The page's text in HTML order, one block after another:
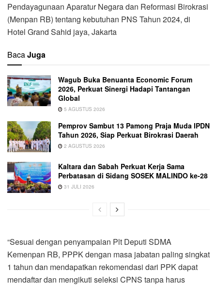
Pendayagunaan Aparatur Negara dan Reformasi Birokrasi
(Menpan RB) tentang kebutuhan PNS Tahun 2024, di
Hotel Grand Sahid jaya, Jakarta
BacaJuga
Wagub Buka Benuanta Economic Forum
2026, Perkuat Sinergi Hadapi Tantangan
Global
5 AGUSTUS 2026
Pemprov Sambut 13 Pamong Praja Muda IPDN
Tahun 2026, Siap Perkuat Birokrasi Daerah
2 AGUSTUS 2026
Kaltara dan Sabah Perkuat Kerja Sama
Perbatasan di Sidang SOSEK MALINDO ke-28
31 JULI 2026
“Sesuai dengan penyampaian Plt Deputi SDMA
Kemenpan RB, PPPK dengan masa jabatan paling singkat
1 tahun dan mendapatkan rekomendasi dari PPK dapat
mendaftar dan mengikuti seleksi CPNS tanpa harus